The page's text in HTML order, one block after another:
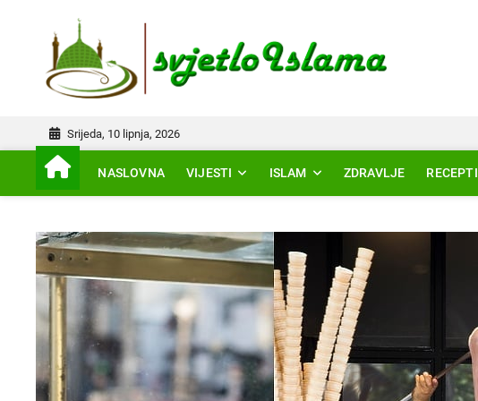
Srijeda, 10 lipnja, 2026
NASLOVNA VIJESTI ISLAM ZDRAVLJE RECEPTI